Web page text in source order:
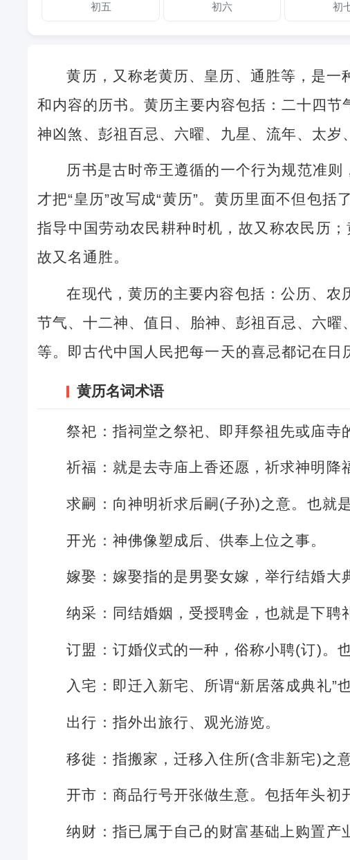
初五 初六 初
黄历，又称老黄历、皇历、通胜等，是一
和内容的历书。黄历主要内容包括：二十四
神凶煞、彭祖百忌、六曜、九星、流年、太岁
历书是古时帝王遵循的一个行为规范准则
才把“皇历”改写成“黄历”。黄历里面不但包
指导中国劳动农民耕种时机，故又称农民历
故又名通胜。
在现代，黄历的主要内容包括：公历、
节气、十二神、值日、胎神、彭祖百忌、六
等。即古代中国人民把每一天的喜忌都记在日
黄历名词术语
祭祀：指祠堂之祭祀、即拜祭祖先或庙寺
祈福：就是去寺庙上香还愿，祈求神明降
求嗣：向神明祈求后嗣(子孙)之意。也就是
开光：神佛像塑成后、供奉上位之事。
嫁娶：嫁娶指的是男娶女嫁，举行结婚大
纳采：同结婚姻，受授聘金，也就是下聘
订盟：订婚仪式的一种，俗称小聘(订)。也
入宅：即迁入新宅、所谓“新居落成典礼”
出行：指外出旅行、观光游览。
移徙：指搬家，迁移入住所(含非新宅)之意
开市：商品行号开张做生意。包括年头初
纳财：指已属于自己的财富基础上购置产